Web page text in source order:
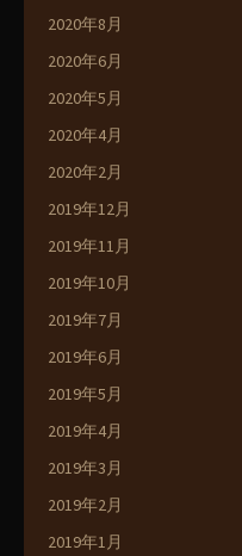
2020年8月
2020年6月
2020年5月
2020年4月
2020年2月
2019年12月
2019年11月
2019年10月
2019年7月
2019年6月
2019年5月
2019年4月
2019年3月
2019年2月
2019年1月